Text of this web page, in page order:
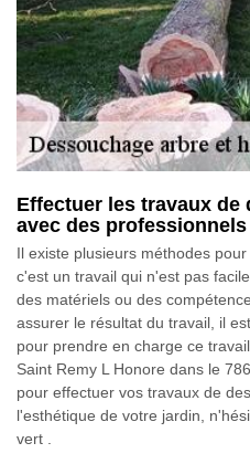
Effectuer les travaux de
avec des
Il existe plusieurs méthodes
c'est un travail qui n'est pas
des matériels ou des
assurer le résultat du travail, il
pour prendre en charge ce
Saint Remy L Honore dans le
pour effectuer vos travaux de
l'esthétique de votre jardin,
vert .